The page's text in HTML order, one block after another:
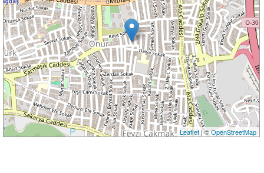
Leaflet| ©OpenStreetMap